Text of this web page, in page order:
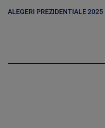
ALEGERI PREZIDENTIALE 2025